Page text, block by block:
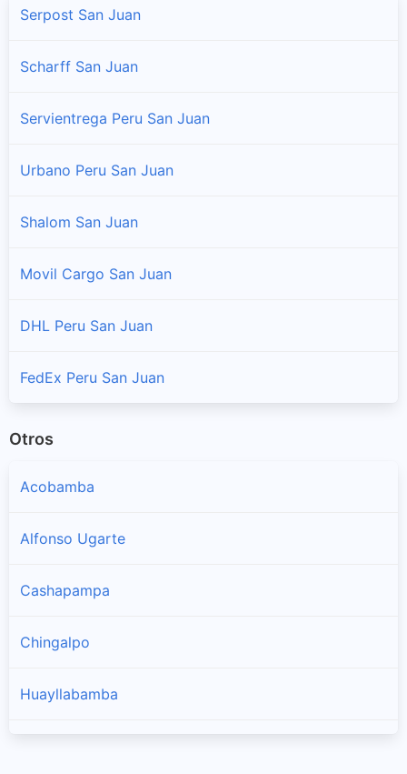
Serpost San Juan
Scharff San Juan
Servientrega Peru San Juan
Urbano Peru San Juan
Shalom San Juan
Movil Cargo San Juan
DHL Peru San Juan
FedEx Peru San Juan
Otros
Acobamba
Alfonso Ugarte
Cashapampa
Chingalpo
Huayllabamba